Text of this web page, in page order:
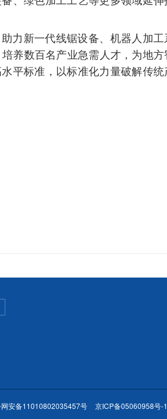
力新一代线锯设备、机器人加工
养数百名产业急需人才，为地方
平标准，以标准化力量破解传统
安备11010802035457号 京ICP备05060958号-1